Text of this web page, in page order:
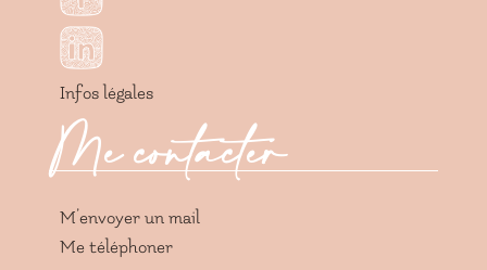
Infos légales
Me contacter
M’envoyer un mail
Me téléphoner